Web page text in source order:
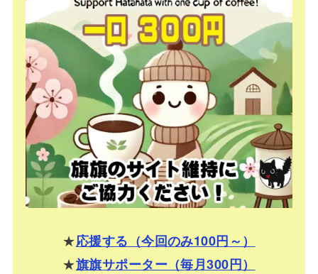
★応援する（今回のみ100円～）
★旗旗サポーター（毎月300円）